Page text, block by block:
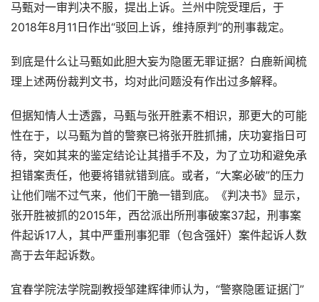
马甄对一审判决不服，提出上诉。兰州中院受理后，于
2018年8月11日作出“驳回上诉，维持原判”的刑事裁定。
到底是什么让马甄如此胆大妄为隐匿无罪证据？白鹿新闻梳
理上述两份裁判文书，均对此问题没有作出过多解释。
但据知情人士透露，马甄与张开胜素不相识，那更大的可能
性在于，以马甄为首的警察已将张开胜抓捕，庆功宴指日可
待，突如其来的鉴定结论让其措手不及，为了立功和避免承
担错案责任，他要将错就错到底。或者，“大案必破”的压力
让他们喘不过气来，他们干脆一错到底。《判决书》显示，
张开胜被抓的2015年，西岔派出所刑事破案37起，刑事案
件起诉17人，其中严重刑事犯罪（包含强奸）案件起诉人数
高于去年起诉数。
宜春学院法学院副教授邹建辉律师认为，“警察隐匿证据门”